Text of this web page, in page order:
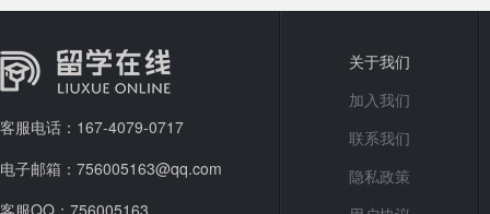
客服电话：167-4079-0717
电子邮箱：756005163@qq.com
客服QQ：756005163
关于我们
加入我们
联系我们
隐私政策